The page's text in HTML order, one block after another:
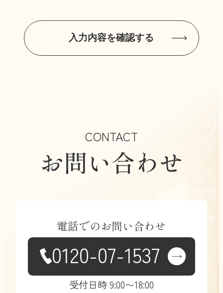
個人情報の購入による取得（詳細は
下記「名簿購入による情報取得と利
営業・提供・契約手続き
お問い合わせ・ご相談への対応
サービス改善・マーケティング分析
その他、取得時に明示した目的
3.名簿購入による情報取得と利用
について
当社では、営業活動の一環として、名
入力内容を確認する
CONTACT
お問い合わせ
電話でのお問い合わせ
0120-07-1537
受付日時 9:00〜18:00